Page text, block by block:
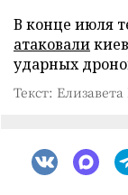
В конце июля
атаковали
ударных
Текст: